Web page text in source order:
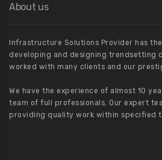
About us
Infrastructure Solutions Provider has
developing and designing trendsetting
worked with many clients and our
We have the experience of almost 10
team of full professionals. Our expert
providing quality work within specified